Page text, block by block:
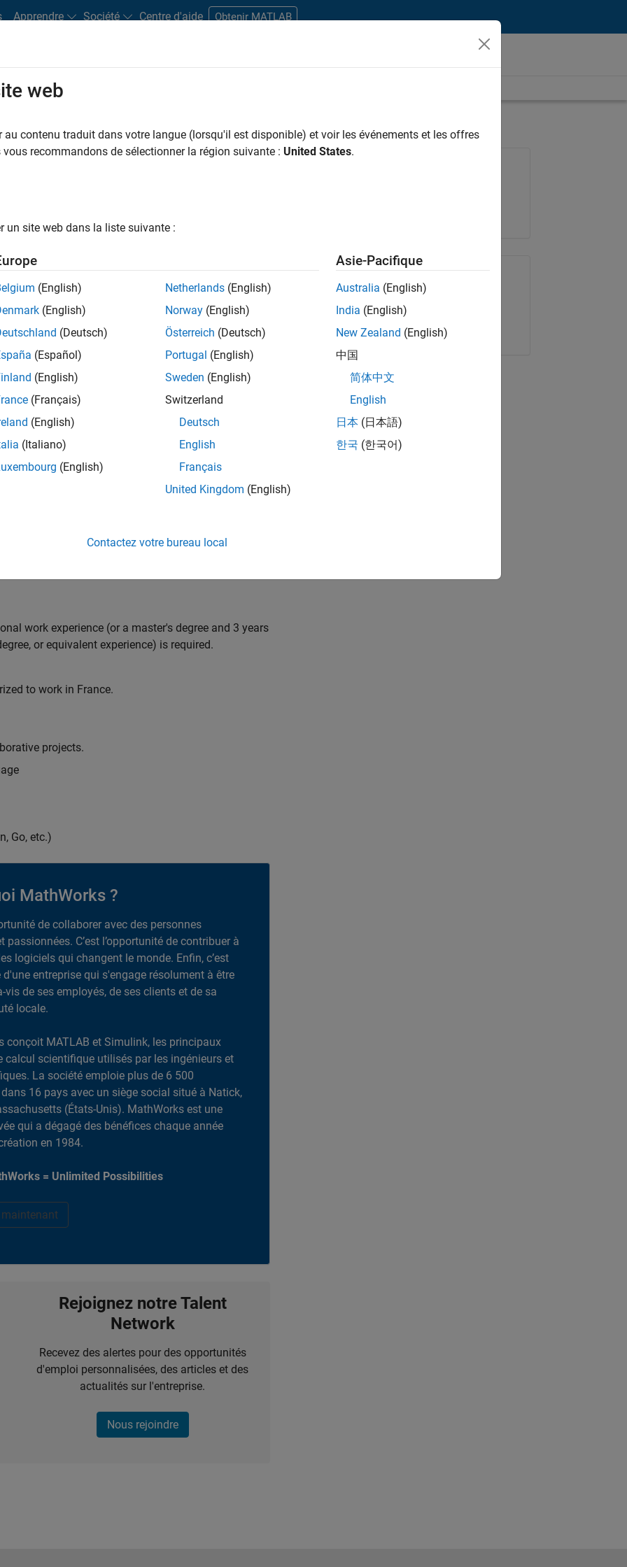
Apprendre Société Centre d'aide Obtenir MATLAB
bureaux Étudiants et carrières
Do you enjoy solving challenging problems
development to design and develop new test
suites, and conduct hands-on testing to improve
team from start to finish by influencing
and testability thereby ensuring high quality
developers throughout the design phase
automation
and effectiveness (Coverage, Code completeness)
work experience (or a master's degree and 3 years
or equivalent experience) is required.
to work in France.
projects.
Go, etc.)
MathWorks ?
de collaborer avec des personnes
passionnées. C’est l’opportunité de contribuer à
logiciels qui changent le monde. Enfin, c’est
entreprise qui s'engage résolument à être
vis de ses employés, de ses clients et de sa
locale.
conçoit MATLAB et Simulink, les principaux
calcul scientifique utilisés par les ingénieurs et
La société emploie plus de 6 500
16 pays avec un siège social situé à Natick,
(États-Unis). MathWorks est une
qui a dégagé des bénéfices chaque année
en 1984.
= Unlimited Possibilities
Rejoignez notre Talent
Network
Recevez des alertes pour des opportunités
d'emploi personnalisées, des articles et des
actualités sur l'entreprise.
Nous rejoindre
Partager le poste
Copier le lien E-mail
web
au contenu traduit dans votre langue (lorsqu'il est disponible) et voir les événements et les offres
vous recommandons de sélectionner la région suivante : United States.
un site web dans la liste suivante :
(English)
(English)
(Deutsch)
(Español)
(English)
(Français)
(English)
(Italiano)
(English)
Netherlands (English)
Norway (English)
Österreich (Deutsch)
Portugal (English)
Sweden (English)
Switzerland
Deutsch
English
Français
United Kingdom (English)
Asie-Pacifique
Australia (English)
India (English)
New Zealand (English)
中国
简体中文
English
日本 (日本語)
한국 (한국어)
Contactez votre bureau local